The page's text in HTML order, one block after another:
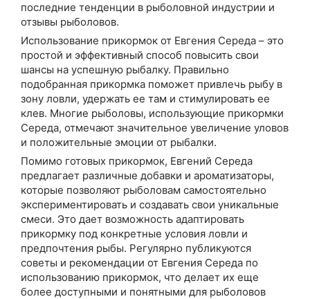
последние тенденции в рыболовной индустрии и
отзывы рыболовов.
Использование прикормок от Евгения Середа – это
простой и эффективный способ повысить свои
шансы на успешную рыбалку. Правильно
подобранная прикормка поможет привлечь рыбу в
зону ловли, удержать ее там и стимулировать ее
клев. Многие рыболовы, использующие прикормки
Середа, отмечают значительное увеличение уловов
и положительные эмоции от рыбалки.
Помимо готовых прикормок, Евгений Середа
предлагает различные добавки и ароматизаторы,
которые позволяют рыболовам самостоятельно
экспериментировать и создавать свои уникальные
смеси. Это дает возможность адаптировать
прикормку под конкретные условия ловли и
предпочтения рыбы. Регулярно публикуются
советы и рекомендации от Евгения Середа по
использованию прикормок, что делает их еще
более доступными и понятными для рыболовов